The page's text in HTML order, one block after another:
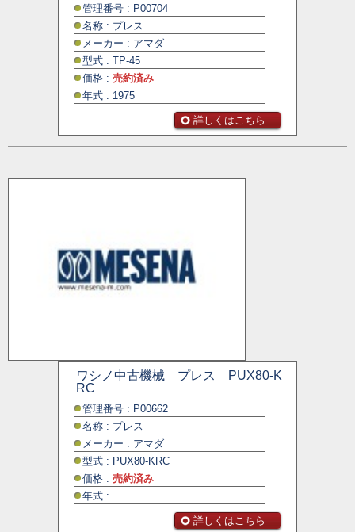
管理番号 : P00704
名称 : プレス
メーカー : アマダ
型式 : TP-45
価格 : 売約済み
年式 : 1975
詳しくはこちら
ワシノ中古機械 プレス PUX80-K
RC
管理番号 : P00662
名称 : プレス
メーカー : アマダ
型式 : PUX80-KRC
価格 : 売約済み
年式 :
詳しくはこちら